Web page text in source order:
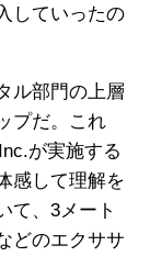
していったの
ル部門の上層
プだ。これ
が実施する
感して理解を
て、3メート
どのエクササ